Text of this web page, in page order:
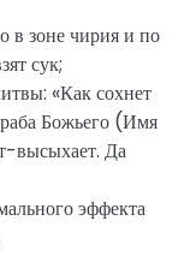
в зоне чирия и по
сук;
«Как сохнет
Божьего (Имя
высыхает. Да
эффекта